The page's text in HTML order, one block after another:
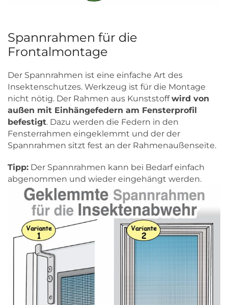
Spannrahmen für die
Frontalmontage
Der Spannrahmen ist eine einfache Art des
Insektenschutzes. Werkzeug ist für die Montage
nicht nötig. Der Rahmen aus Kunststoffwird von
außen mit Einhängefedern am Fensterprofil
befestigt. Dazu werden die Federn in den
Fensterrahmen eingeklemmt und der der
Spannrahmen sitzt fest an der Rahmenaußenseite.
Tipp: Der Spannrahmen kann bei Bedarf einfach
abgenommen und wieder eingehängt werden.